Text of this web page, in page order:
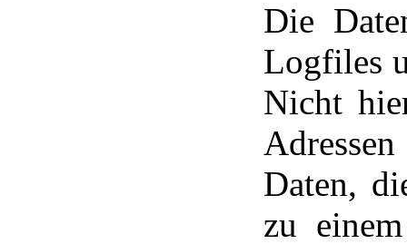
Die
Logfiles
Nicht
Daten,
zu